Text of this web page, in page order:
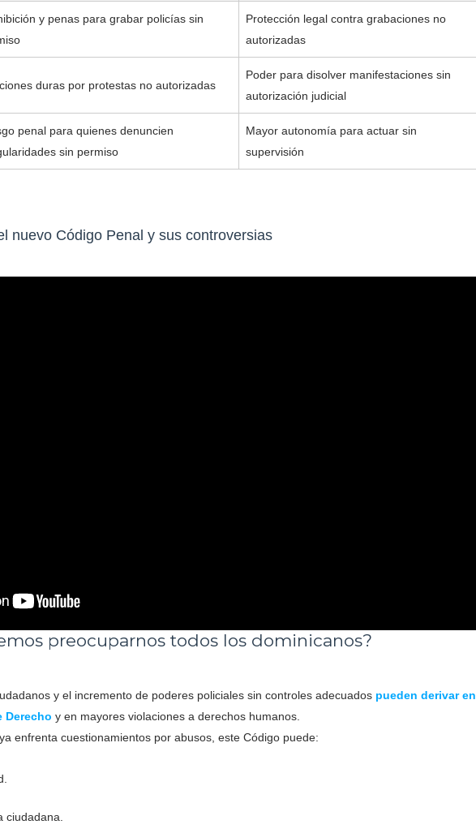
y penas para grabar policías sin
Protección legal contra grabaciones no
autorizadas
duras por protestas no autorizadas
Poder para disolver manifestaciones sin
autorización judicial
penal para quienes denuncien
sin permiso
Mayor autonomía para actuar sin
supervisión
nuevo Código Penal y sus controversias
preocuparnos todos los dominicanos?
y el incremento de poderes policiales sin controles adecuados pueden derivar en
Derecho y en mayores violaciones a derechos humanos.
enfrenta cuestionamientos por abusos, este Código puede:
ciudadana.